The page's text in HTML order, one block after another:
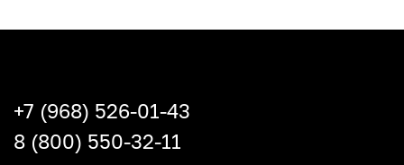
+7 (968) 526-01-43
8 (800) 550-32-11